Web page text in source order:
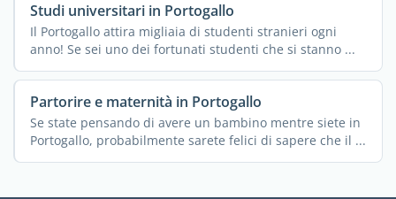
Studi universitari in Portogallo
Il Portogallo attira migliaia di studenti stranieri ogni
anno! Se sei uno dei fortunati studenti che si stanno ...
Partorire e maternità in Portogallo
Se state pensando di avere un bambino mentre siete in
Portogallo, probabilmente sarete felici di sapere che il ...